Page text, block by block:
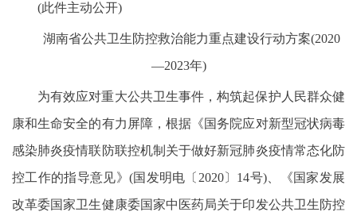
(此件主动公开)
湖南省公共卫生防控救治能力重点建设行动方案(2020
—2023年)
为有效应对重大公共卫生事件，构筑起保护人民群众健
康和生命安全的有力屏障，根据《国务院应对新型冠状病毒
感染肺炎疫情联防联控机制关于做好新冠肺炎疫情常态化防
控工作的指导意见》(国发明电〔2020〕14号)、《国家发展
改革委国家卫生健康委国家中医药局关于印发公共卫生防控